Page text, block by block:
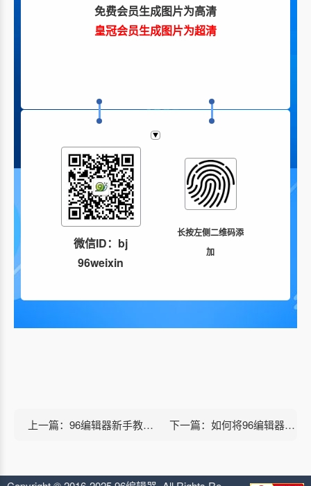
免费会员生成图片为高清
皇冠会员生成图片为超清
微信ID：bj
96weixin
长按左侧二维码添
加
上一篇：96编辑器新手教程：公众号文章开头结尾如何一键设置（签名功能使用指南） 下一篇：如何将96编辑器的文章同步到公众号？